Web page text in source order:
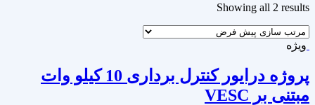
Showing all 2 results
ویژه
پروژه درایور کنترل برداری 10 کیلو وات
مبتنی بر VESC